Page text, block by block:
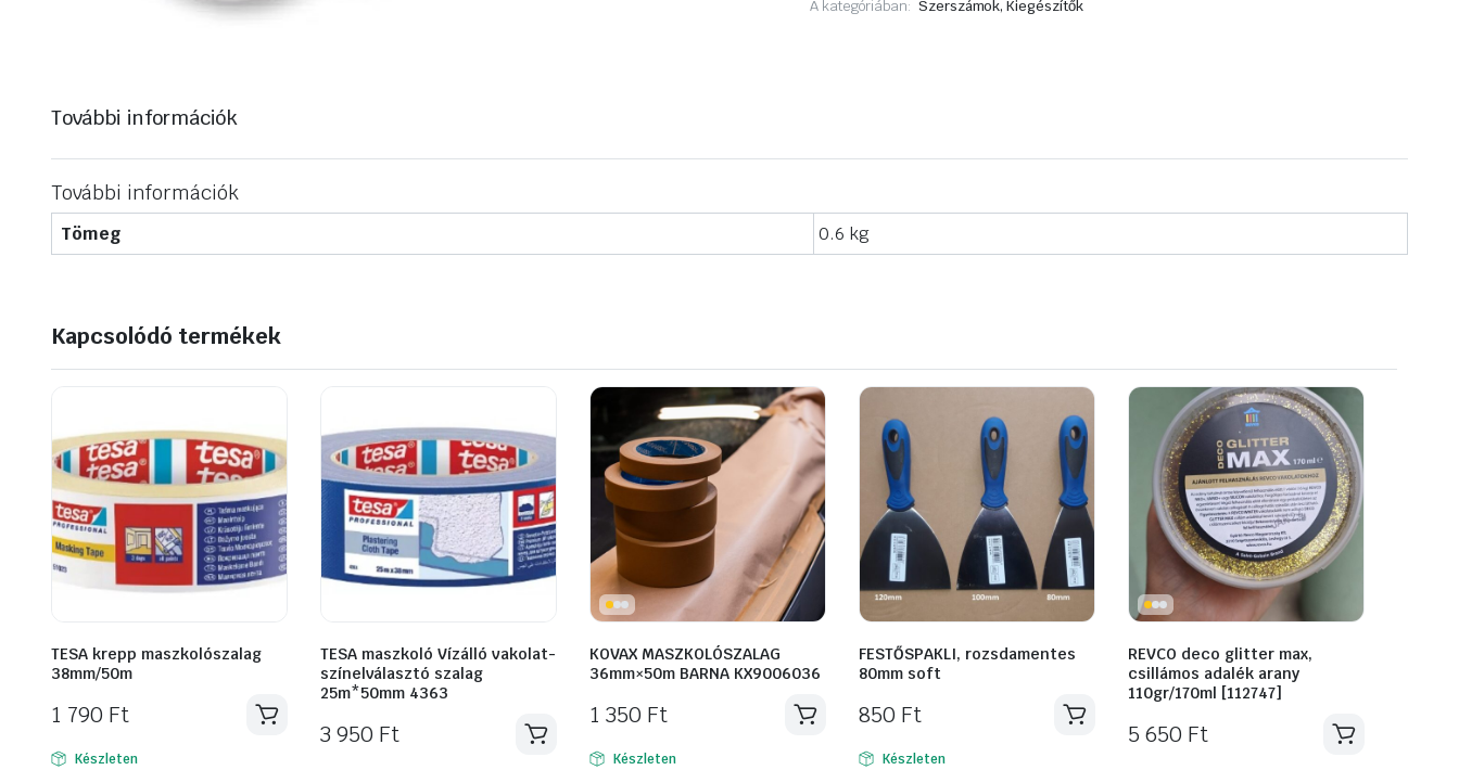
A kategóriában: Szerszámok, Kiegészítők
További információk
További információk
Tömeg 0.6 kg
Kapcsolódó termékek
TESA krepp maszkolószalag
38mm/50m
1 790 Ft
Készleten
TESA maszkoló Vízálló vakolat-
színelválasztó szalag
25m*50mm 4363
3 950 Ft
KOVAX MASZKOLÓSZALAG
36mm×50m BARNA KX9006036
1 350 Ft
Készleten
FESTŐSPAKLI, rozsdamentes
80mm soft
850 Ft
Készleten
REVCO deco glitter max,
csillámos adalék arany
110gr/170ml [112747]
5 650 Ft